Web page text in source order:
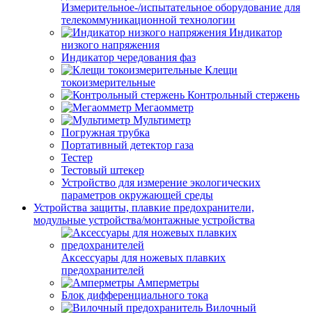
Измерительное-/испытательное оборудование для
телекоммуникационной технологии
Индикатор
низкого напряжения
Индикатор чередования фаз
Клещи
токоизмерительные
Контрольный стержень
Мегаомметр
Мультиметр
Погружная трубка
Портативный детектор газа
Тестер
Тестовый штекер
Устройство для измерение экологических
параметров окружающей среды
Устройства защиты, плавкие предохранители,
модульные устройства/монтажные устройства
Аксессуары для ножевых плавких
предохранителей
Амперметры
Блок дифференциального тока
Вилочный